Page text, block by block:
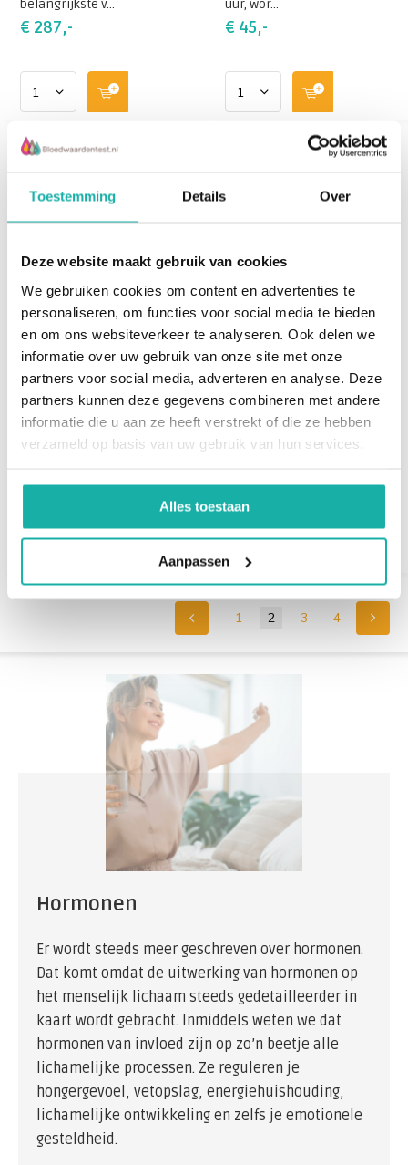
Toestemming Details Over
Deze website maakt gebruik van cookies
We gebruiken cookies om content en advertenties te
personaliseren, om functies voor social media te bieden
en om ons websiteverkeer te analyseren. Ook delen we
informatie over uw gebruik van onze site met onze
partners voor social media, adverteren en analyse. Deze
partners kunnen deze gegevens combineren met andere
informatie die u aan ze heeft verstrekt of die ze hebben
verzameld op basis van uw gebruik van hun services.
Alles toestaan
Aanpassen
belangrijkste v...
€ 287,-
uur, wor...
€ 45,-
Neurotransmitters -
Basis
Urinetest
Neurotransmitters basis
meet Adrenaline,
dopamine, noradrenaline
en serotonine
€ 167,-
Hypofyse
Hypofyse bloedonderzoek
bestaat uit TSH Vrij T4 LH FSH
Cortisol Oestradiol bij
vrouwen / t...
1 2 3 4
Hormonen
Er wordt steeds meer geschreven over hormonen.
Dat komt omdat de uitwerking van hormonen op
het menselijk lichaam steeds gedetailleerder in
kaart wordt gebracht. Inmiddels weten we dat
hormonen van invloed zijn op zo’n beetje alle
lichamelijke processen. Ze reguleren je
hongergevoel, vetopslag, energiehuishouding,
lichamelijke ontwikkeling en zelfs je emotionele
gesteldheid.